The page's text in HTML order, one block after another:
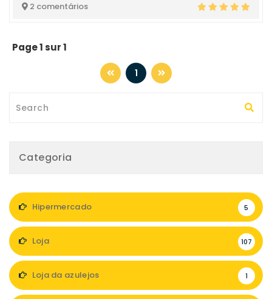
2 comentários
Page 1 sur 1
1
Categoria
Hipermercado 5
Loja 107
Loja da azulejos 1